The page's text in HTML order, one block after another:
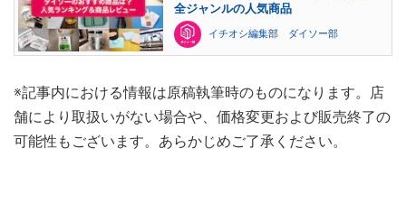
全ジャンルの人気商品
イチオシ編集部 ダイソー部
※記事内における情報は原稿執筆時のものになります。店
舗により取扱いがない場合や、価格変更および販売終了の
可能性もございます。あらかじめご了承ください。